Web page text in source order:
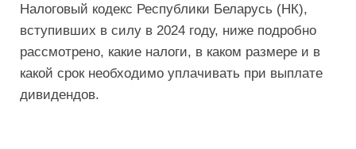
Налоговый кодекс Республики Беларусь (НК),
вступивших в силу в 2024 году, ниже подробно
рассмотрено, какие налоги, в каком размере и в
какой срок необходимо уплачивать при выплате
дивидендов.